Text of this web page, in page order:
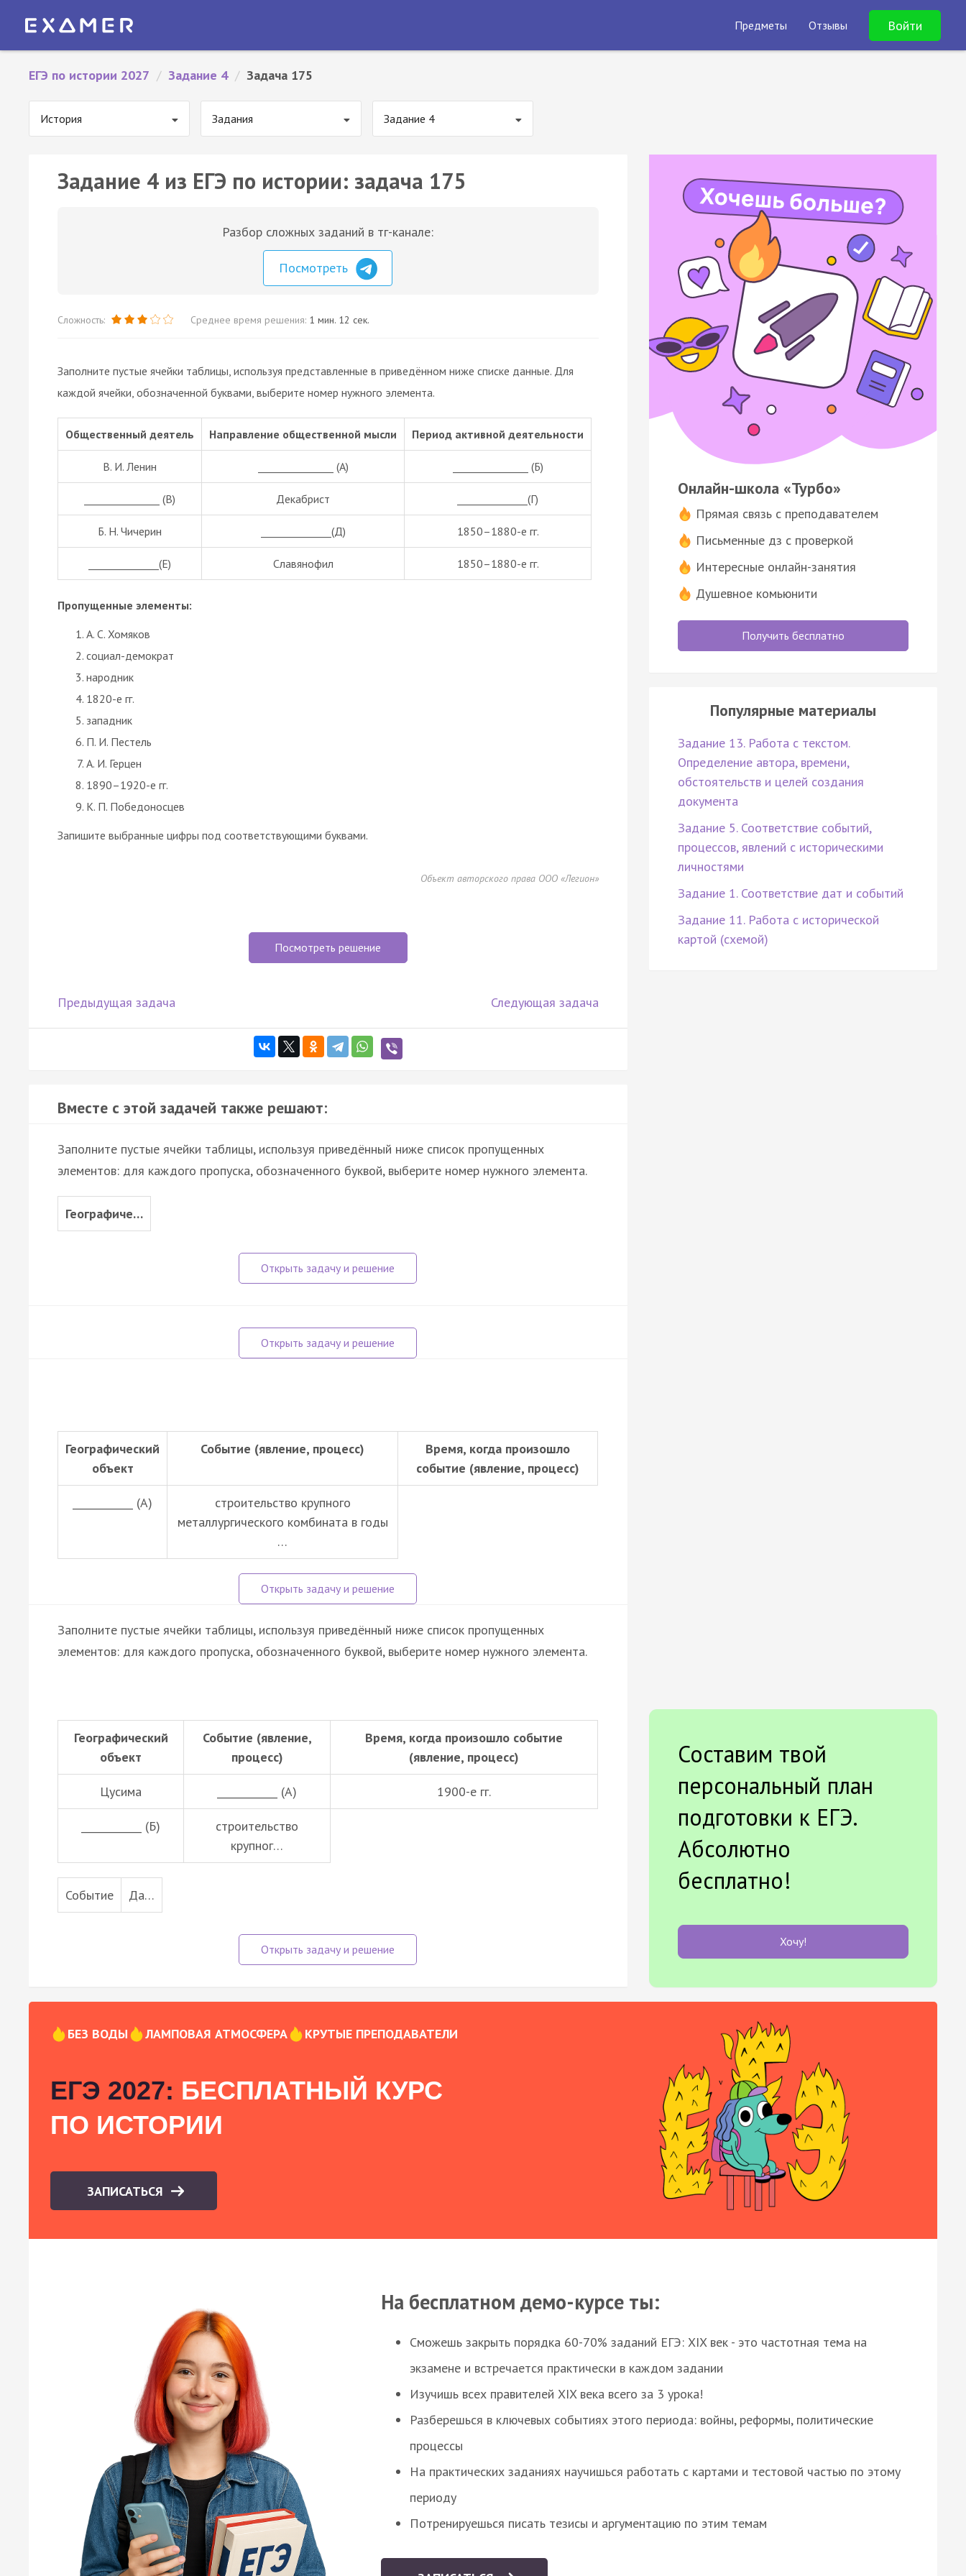
Предметы Отзывы Войти
ЕГЭ по истории 2027 / Задание 4 / Задача 175
История Задания Задание 4
Задание 4 из ЕГЭ по истории: задача 175
Разбор сложных заданий в тг-канале:
Посмотреть
Сложность: Среднее время решения: 1 мин. 12 сек.
Заполните пустые ячейки таблицы, используя представленные в приведённом ниже списке данные. Для
каждой ячейки, обозначенной буквами, выберите номер нужного элемента.
Общественный деятель Направление общественной мысли Период активной деятельности
В. И. Ленин _______________ (А) _______________ (Б)
_______________ (В) Декабрист ______________(Г)
Б. Н. Чичерин ______________(Д) 1850–1880-е гг.
______________(Е) Славянофил 1850–1880-е гг.
Пропущенные элементы:
А. С. Хомяков
социал-демократ
народник
1820-е гг.
западник
П. И. Пестель
А. И. Герцен
1890–1920-е гг.
К. П. Победоносцев
Запишите выбранные цифры под соответствующими буквами.
Объект авторского права ООО «Легион»
Посмотреть решение
Предыдущая задача Следующая задача
Вместе с этой задачей также решают:
Заполните пустые ячейки таблицы, используя приведённый ниже список пропущенных
элементов: для каждого пропуска, обозначенного буквой, выберите номер нужного элемента.
Географиче…
Географический
объект
Событие (явление, процесс)
Время, когда произошло
событие (явление, процесс)
____________ (А)
строительство крупного
металлургического комбината в годы
…
Заполните пустые ячейки таблицы, используя приведённый ниже список пропущенных
элементов: для каждого пропуска, обозначенного буквой, выберите номер нужного элемента.
Географический
объект
Событие (явление,
процесс)
Время, когда произошло событие
(явление, процесс)
Цусима ____________ (А) 1900-е гг.
____________ (Б)
строительство
крупног…
Событие Да…
Онлайн-школа «Турбо»
Прямая связь с преподавателем
Письменные дз с проверкой
Интересные онлайн-занятия
Душевное комьюнити
Получить бесплатно
Популярные материалы
Задание 13. Работа с текстом.
Определение автора, времени,
обстоятельств и целей создания
документа
Задание 5. Соответствие событий,
процессов, явлений с историческими
личностями
Задание 1. Соответствие дат и событий
Задание 11. Работа с исторической
картой (схемой)
Составим твой
персональный план
подготовки к ЕГЭ.
Абсолютно
бесплатно!
Хочу!
БЕЗ ВОДЫ ЛАМПОВАЯ АТМОСФЕРА КРУТЫЕ ПРЕПОДАВАТЕЛИ
ЕГЭ 2027: БЕСПЛАТНЫЙ КУРС
ПО ИСТОРИИ
ЗАПИСАТЬСЯ
На бесплатном демо-курсе ты:
Сможешь закрыть порядка 60-70% заданий ЕГЭ: XIX век - это частотная тема на
экзамене и встречается практически в каждом задании
Изучишь всех правителей XIX века всего за 3 урока!
Разберешься в ключевых событиях этого периода: войны, реформы, политические
процессы
На практических заданиях научишься работать с картами и тестовой частью по этому
периоду
Потренируешься писать тезисы и аргументацию по этим темам